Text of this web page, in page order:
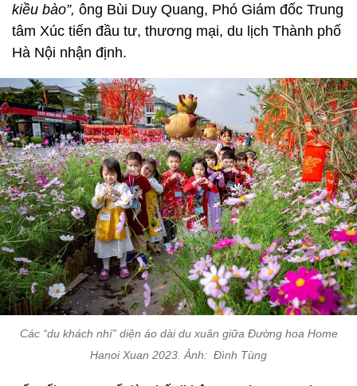
kiều bào”, ông Bùi Duy Quang, Phó Giám đốc Trung
tâm Xúc tiến đầu tư, thương mại, du lịch Thành phố
Hà Nội nhận định.
Các “du khách nhí” diện áo dài du xuân giữa Đường hoa Home
Hanoi Xuan 2023. Ảnh: Đình Tùng